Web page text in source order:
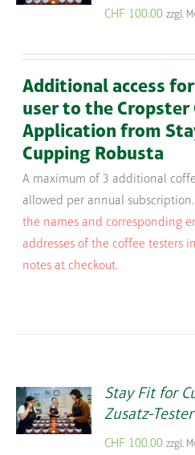
CHF 100.00 zzgl.
Additional access
user to the Cropster
Application from
Cupping Robusta
A maximum of 3 additional
allowed per annual subscription.
the names and corresponding
addresses of the coffee testers
notes at checkout.
Stay Fit for
Zusatz-Tester
CHF 100.00 zzgl.